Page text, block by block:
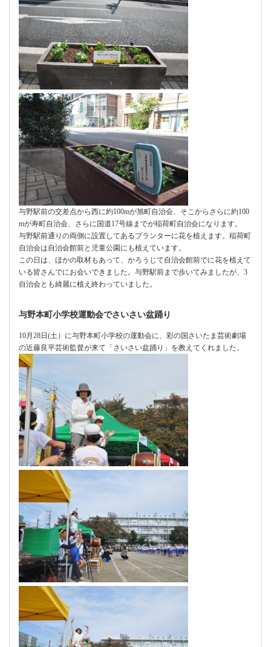
与野駅前の交差点から西に約100mが旭町自治会、そこからさらに約100
mが寿町自治会、さらに国道17号線までが稲荷町自治会になります。
与野駅前通りの両側に設置してあるプランターに花を植えます。稲荷町
自治会は自治会館前と児童公園にも植えています。
この日は、ほかの取材もあって、かろうじて自治会館前でに花を植えて
いる皆さんでにお会いできました。与野駅前まで歩いてみましたが、3
自治会とも綺麗に植え終わっていました。
与野本町小学校運動会でさいさい盆踊り
10月28日(土）に与野本町小学校の運動会に、彩の国さいたま芸術劇場
の近藤良平芸術監督が来て「さいさい盆踊り」を教えてくれました。